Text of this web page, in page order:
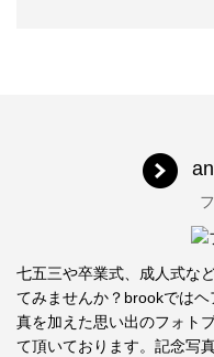
七五三や卒業式、成人式な
てみませんか？brookでは
真を加えた思い出のフォト
て頂いております。記念写